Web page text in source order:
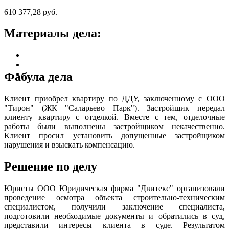
610 377,28 руб.
Материалы дела:
Фабула дела
Клиент приобрел квартиру по ДДУ, заключенному с ООО
"Тирон" (ЖК "Саларьево Парк"). Застройщик передал
клиенту квартиру с отделкой. Вместе с тем, отделочные
работы были выполнены застройщиком некачественно.
Клиент просил установить допущенные застройщиком
нарушения и взыскать компенсацию.
Решение по делу
Юристы ООО Юридическая фирма "Двитекс" организовали
проведение осмотра объекта строительно-техническим
специалистом, получили заключение специалиста,
подготовили необходимые документы и обратились в суд,
представили интересы клиента в суде. Результатом